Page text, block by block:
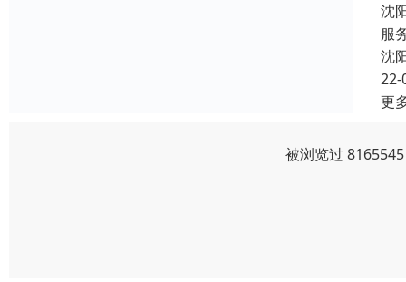
沈
服
沈
22-
更
被浏览过